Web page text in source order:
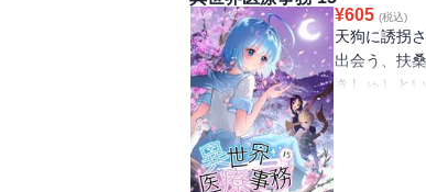
¥605 (税込)
天狗に誘拐
出会う、扶
きしゅ）と
のか！？異